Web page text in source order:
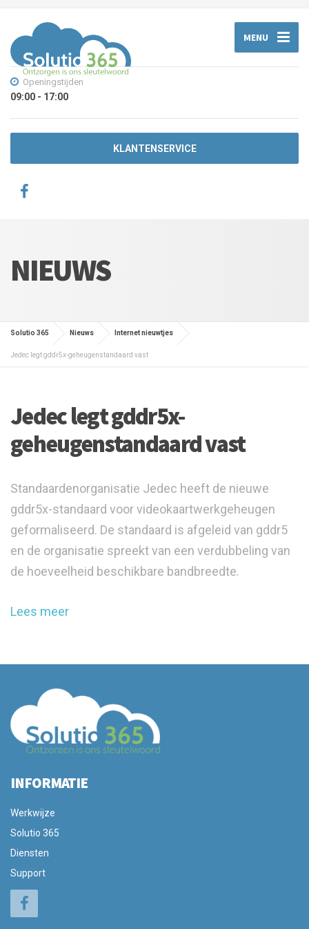
MENU
Openingstijden
09:00 - 17:00
KLANTENSERVICE
NIEUWS
Solutio 365 Nieuws Internet nieuwtjes
Jedec legt gddr5x-geheugenstandaard vast
Jedec legt gddr5x-
geheugenstandaard vast
Standaardenorganisatie Jedec heeft de nieuwe
gddr5x-standaard voor videokaartwerkgeheugen
geformaliseerd. De standaard is afgeleid van gddr5
en de organisatie spreekt van een verdubbeling van
de hoeveelheid beschikbare bandbreedte.
Lees meer
INFORMATIE
Werkwijze
Solutio 365
Diensten
Support